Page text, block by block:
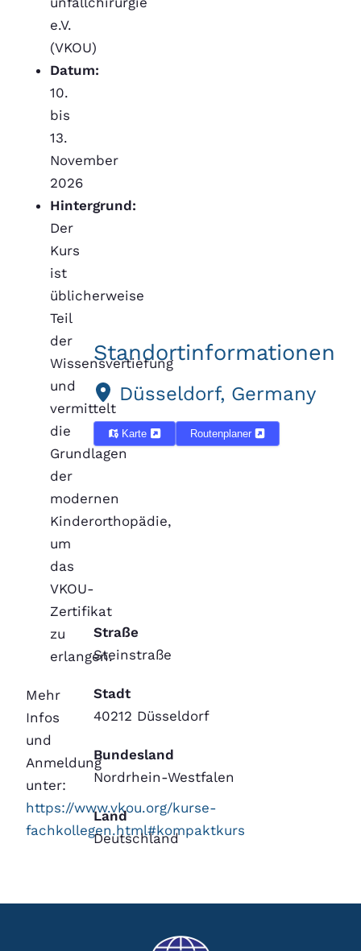
e.V.
(VKOU)
Datum:
10.
bis
13.
November
2026
Hintergrund:
Der
Kurs
ist
üblicherweise
Teil
der
Wissensvertiefung
und
vermittelt
die
Grundlagen
der
modernen
Kinderorthopädie,
um
das
VKOU-
Zertifikat
zu
erlangen.
Mehr
Infos
und
Anmeldung
unter:
https://www.vkou.org/kurse-
fachkollegen.html#kompaktkurs
Standortinformationen
Düsseldorf, Germany
Karte Routenplaner
Straße
Steinstraße
Stadt
40212 Düsseldorf
Bundesland
Nordrhein-Westfalen
Land
Deutschland